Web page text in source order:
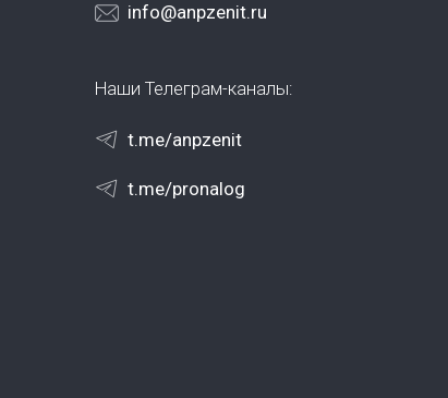
info@anpzenit.ru
Наши Телеграм-каналы:
t.me/anpzenit
t.me/pronalog